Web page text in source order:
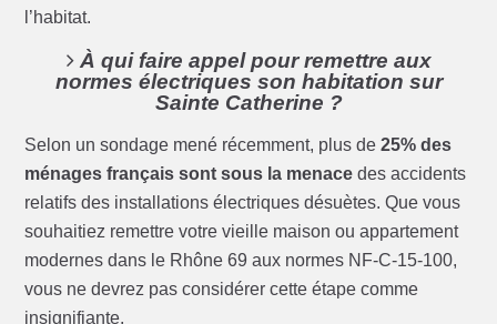
l’habitat.
À qui faire appel pour remettre aux
normes électriques son habitation sur
Sainte Catherine ?
Selon un sondage mené récemment, plus de25% des
ménages français sont sous la menace des accidents
relatifs des installations électriques désuètes. Que vous
souhaitiez remettre votre vieille maison ou appartement
modernes dans le Rhône 69 aux normes NF-C-15-100,
vous ne devrez pas considérer cette étape comme
insignifiante.